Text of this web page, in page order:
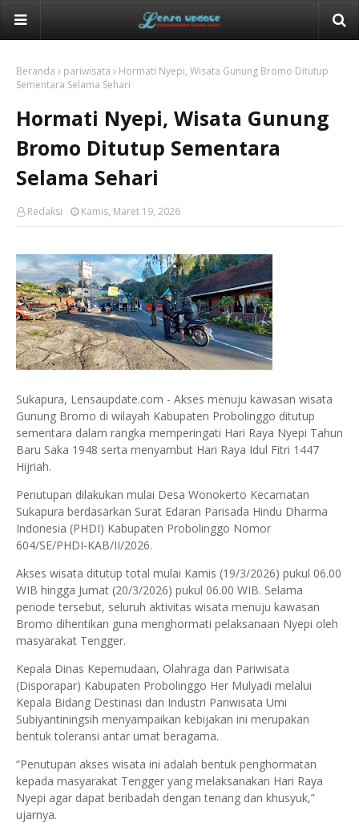
Beranda pariwisata
Hormati Nyepi, Wisata Gunung Bromo Ditutup
Sementara Selama Sehari
Hormati Nyepi, Wisata Gunung
Bromo Ditutup Sementara
Selama Sehari
Redaksi Kamis, Maret 19, 2026
Sukapura, Lensaupdate.com - Akses menuju kawasan wisata
Gunung Bromo di wilayah Kabupaten Probolinggo ditutup
sementara dalam rangka memperingati Hari Raya Nyepi Tahun
Baru Saka 1948 serta menyambut Hari Raya Idul Fitri 1447
Hijriah.
Penutupan dilakukan mulai Desa Wonokerto Kecamatan
Sukapura berdasarkan Surat Edaran Parisada Hindu Dharma
Indonesia (PHDI) Kabupaten Probolinggo Nomor
604/SE/PHDI-KAB/II/2026.
Akses wisata ditutup total mulai Kamis (19/3/2026) pukul 06.00
WIB hingga Jumat (20/3/2026) pukul 06.00 WIB. Selama
periode tersebut, seluruh aktivitas wisata menuju kawasan
Bromo dihentikan guna menghormati pelaksanaan Nyepi oleh
masyarakat Tengger.
Kepala Dinas Kepemudaan, Olahraga dan Pariwisata
(Disporapar) Kabupaten Probolinggo Her Mulyadi melalui
Kepala Bidang Destinasi dan Industri Pariwisata Umi
Subiyantiningsih menyampaikan kebijakan ini merupakan
bentuk toleransi antar umat beragama.
“Penutupan akses wisata ini adalah bentuk penghormatan
kepada masyarakat Tengger yang melaksanakan Hari Raya
Nyepi agar dapat beribadah dengan tenang dan khusyuk,”
ujarnya.